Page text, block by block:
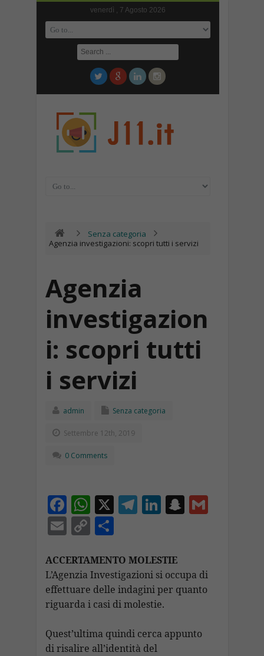
venerdì , 7 Agosto 2026
Senza categoria
Agenzia investigazioni: scopri tutti i servizi
Agenzia
investigazion
i: scopri tutti
i servizi
admin Senza categoria
Settembre 12th, 2019
0 Comments
F
ac
e
b
o
o
W
h
at
s
A
p
X T
gr
a
m
Li
e
dI
n
S
c
h
G
E
ai
l
C
p
y
Li
k
C
n
di
vi
ACCERTAMENTO MOLESTIE
L’Agenzia Investigazioni si occupa di
effettuare delle indagini per quanto
riguarda i casi di molestie.
Quest’ultima quindi cerca appunto
di risalire all’identità del